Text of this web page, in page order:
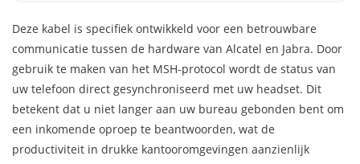
Deze kabel is specifiek ontwikkeld voor een betrouwbare
communicatie tussen de hardware van Alcatel en Jabra. Door
gebruik te maken van het MSH-protocol wordt de status van
uw telefoon direct gesynchroniseerd met uw headset. Dit
betekent dat u niet langer aan uw bureau gebonden bent om
een inkomende oproep te beantwoorden, wat de
productiviteit in drukke kantooromgevingen aanzienlijk